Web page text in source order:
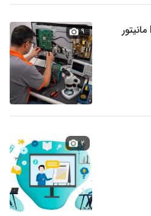
آموزش تعمیرات تلویزیون lcd مانیتور
۹
۲